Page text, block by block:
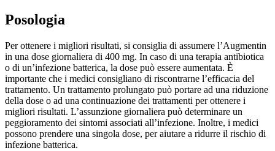
Posologia
Per ottenere i migliori risultati, si consiglia di assumere l’Augmentin
in una dose giornaliera di 400 mg. In caso di una terapia antibiotica
o di un’infezione batterica, la dose può essere aumentata. È
importante che i medici consigliano di riscontrarne l’efficacia del
trattamento. Un trattamento prolungato può portare ad una riduzione
della dose o ad una continuazione dei trattamenti per ottenere i
migliori risultati. L’assunzione giornaliera può determinare un
peggioramento dei sintomi associati all’infezione. Inoltre, i medici
possono prendere una singola dose, per aiutare a ridurre il rischio di
infezione batterica.